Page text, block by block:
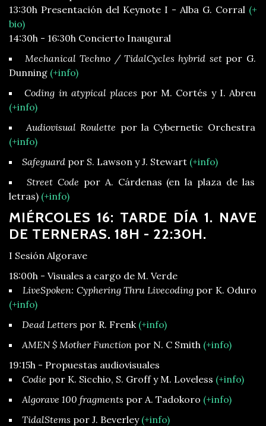
13:30h Presentación del Keynote I - Alba G. Corral (+
bio)
14:30h - 16:30h Concierto Inaugural
Mechanical Techno / TidalCycles hybrid setpor G.
Dunning (+info)
Coding in atypical places por M. Cortés y I. Abreu
(+info)
Audiovisual Roulette por la Cybernetic Orchestra
(+info)
Safeguard por S. Lawson y J. Stewart (+info)
Street Code por A. Cárdenas (en la plaza de las
letras) (+info)
MIÉRCOLES 16: TARDE DÍA 1. NAVE
DE TERNERAS. 18H - 22:30H.
I Sesión Algorave
18:00h - Visuales a cargo de M. Verde
LiveSpoken: Cyphering Thru Livecodingpor K. Oduro
(+info)
Dead Letters por R. Frenk (+info)
AMEN $ Mother Function por N. C Smith (+info)
19:15h - Propuestas audiovisuales
Codie por K. Sicchio, S. Groff y M. Loveless (+info)
Algorave 100 fragments por A. Tadokoro (+info)
TidalStems por J. Beverley (+info)